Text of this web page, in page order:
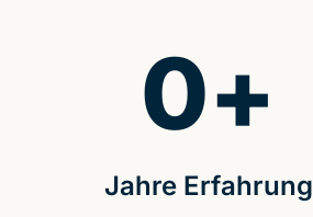
Jahre Erfahrung
0+